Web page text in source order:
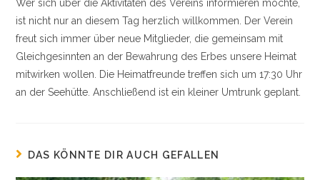
Wer sich über die Aktivitäten des Vereins informieren möchte,
ist nicht nur an diesem Tag herzlich willkommen. Der Verein
freut sich immer über neue Mitglieder, die gemeinsam mit
Gleichgesinnten an der Bewahrung des Erbes unsere Heimat
mitwirken wollen. Die Heimatfreunde treffen sich um 17:30 Uhr
an der Seehütte. Anschließend ist ein kleiner Umtrunk geplant.
DAS KÖNNTE DIR AUCH GEFALLEN